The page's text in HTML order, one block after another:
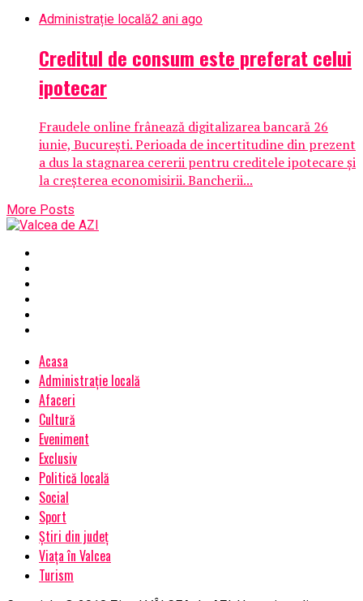
Administrație locală2 ani ago
Creditul de consum este preferat celui
ipotecar
Fraudele online frânează digitalizarea bancară 26
iunie, București. Perioada de incertitudine din prezent
a dus la stagnarea cererii pentru creditele ipotecare și
la creșterea economisirii. Bancherii...
More Posts
Acasa
Administrație locală
Afaceri
Cultură
Eveniment
Exclusiv
Politică locală
Social
Sport
Știri din județ
Viața în Valcea
Turism